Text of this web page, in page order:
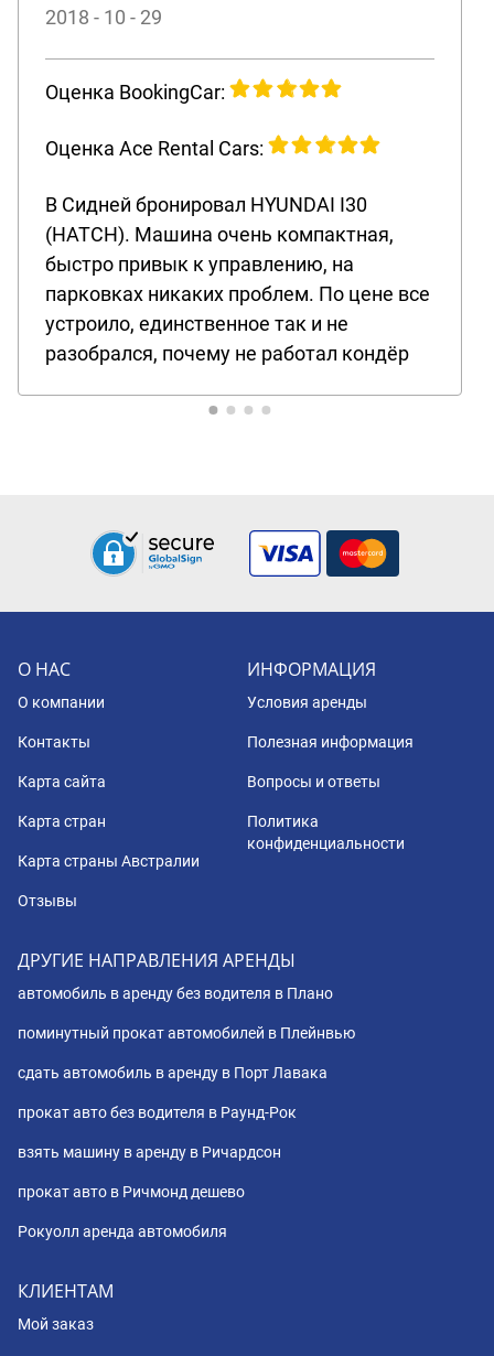
2018 - 10 - 29
Оценка BookingCar:
Оценка Ace Rental Cars:
В Сидней бронировал HYUNDAI I30
(HATCH). Машина очень компактная,
быстро привык к управлению, на
парковках никаких проблем. По цене все
устроило, единственное так и не
разобрался, почему не работал кондёр
О НАС
О компании
Контакты
Карта сайта
Карта стран
Карта страны Австралии
Отзывы
ИНФОРМАЦИЯ
Условия аренды
Полезная информация
Вопросы и ответы
Политика
конфиденциальности
ДРУГИЕ НАПРАВЛЕНИЯ АРЕНДЫ
автомобиль в аренду без водителя в Плано
поминутный прокат автомобилей в Плейнвью
сдать автомобиль в аренду в Порт Лавака
прокат авто без водителя в Раунд-Рок
взять машину в аренду в Ричардсон
прокат авто в Ричмонд дешево
Рокуолл аренда автомобиля
КЛИЕНТАМ
Мой заказ